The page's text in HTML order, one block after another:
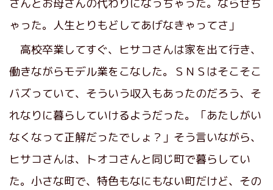
さんとお母さんの代わりになっちゃった。ならせち
ゃった。人生とりもどしてあげなきゃってさ」
高校卒業してすぐ、ヒサコさんは家を出て行き、
働きながらモデル業をこなした。ＳＮＳはそこそこ
バズっていて、そういう収入もあったのだろう、そ
れなりに暮らしていけるようだった。「あたしがい
なくなって正解だったでしょ？」そう言いながら、
ヒサコさんは、トオコさんと同じ町で暮らしてい
た。小さな町で、特色もなにもない町だけど、その